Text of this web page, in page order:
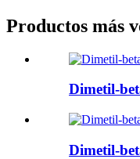
Productos más
Dimetil-
Dimetil-